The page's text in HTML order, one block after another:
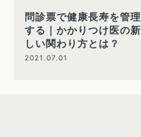
問診票で健康長寿を管理
する｜かかりつけ医の新
しい関わり方とは？
2021.07.01